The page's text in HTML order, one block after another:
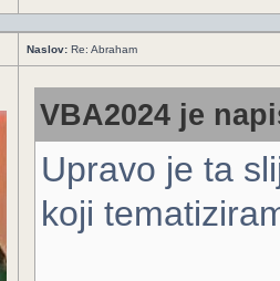
Naslov: Re: Abraham
VBA2024 je
Upravo je ta
koji